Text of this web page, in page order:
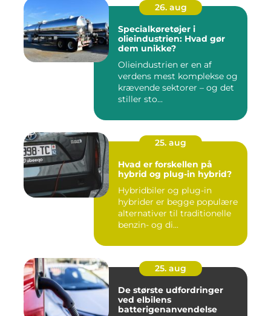
26. aug
Specialkøretøjer i
olieindustrien: Hvad gør
dem unikke?
Olieindustrien er en af
verdens mest komplekse og
krævende sektorer – og det
stiller sto...
25. aug
Hvad er forskellen på
hybrid og plug-in hybrid?
Hybridbiler og plug-in
hybrider er begge populære
alternativer til traditionelle
benzin- og di...
25. aug
De største udfordringer
ved elbilens
batterigenanvendelse